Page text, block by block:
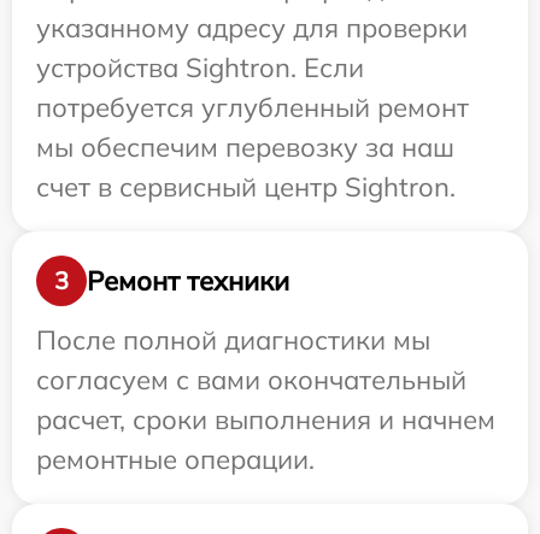
указанному адресу для проверки
устройства Sightron. Если
потребуется углубленный ремонт
мы обеспечим перевозку за наш
счет в сервисный центр Sightron.
3
Ремонт техники
После полной диагностики мы
согласуем с вами окончательный
расчет, сроки выполнения и начнем
ремонтные операции.